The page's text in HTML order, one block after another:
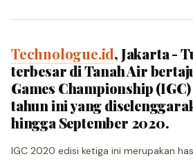
Technologue.id, Jakarta -
terbesar di Tanah Air
Games Championship
tahun ini yang
hingga September 2020.
IGC 2020 edisi ketiga ini merupakan